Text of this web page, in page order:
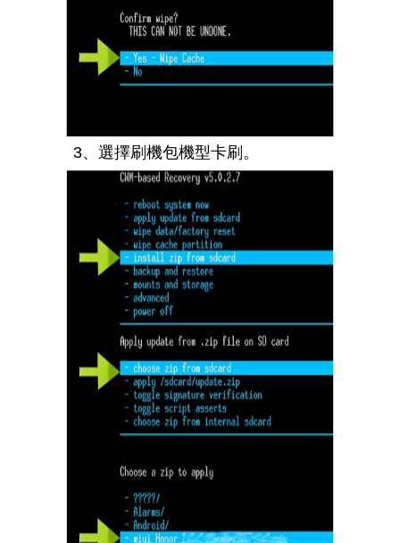
3、選擇刷機包機型卡刷。